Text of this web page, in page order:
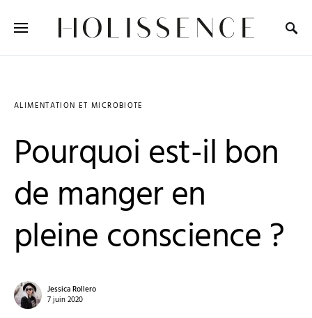
ALIMENTATION ET MICROBIOTE
Pourquoi est-il bon
de manger en
pleine conscience ?
Jessica Rollero
7 juin 2020